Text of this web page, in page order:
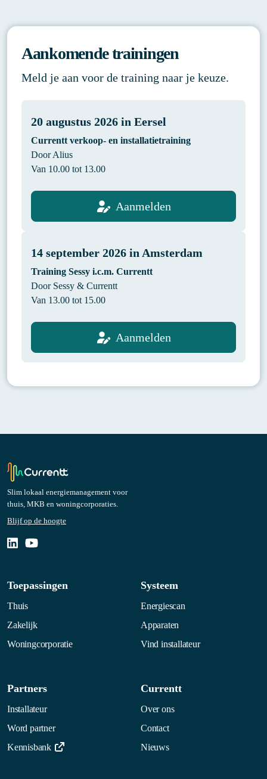
Aankomende trainingen
Meld je aan voor de training naar je keuze.
20 augustus 2026 in Eersel
Currentt verkoop- en installatietraining
Door Alius
Van 10.00 tot 13.00
Aanmelden
14 september 2026 in Amsterdam
Training Sessy i.c.m. Currentt
Door Sessy & Currentt
Van 13.00 tot 15.00
Aanmelden
Slim lokaal energiemanagement voor
thuis, MKB en woningcorporaties.
Blijf op de hoogte
Toepassingen
Thuis
Zakelijk
Woningcorporatie
Systeem
Energiescan
Apparaten
Vind installateur
Partners
Installateur
Word partner
Kennisbank
Currentt
Over ons
Contact
Nieuws